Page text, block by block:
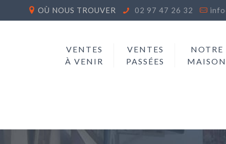
OÙ NOUS TROUVER 02 97 47 26 32
VENTES
À VENIR
VENTES
PASSÉES
NOTRE